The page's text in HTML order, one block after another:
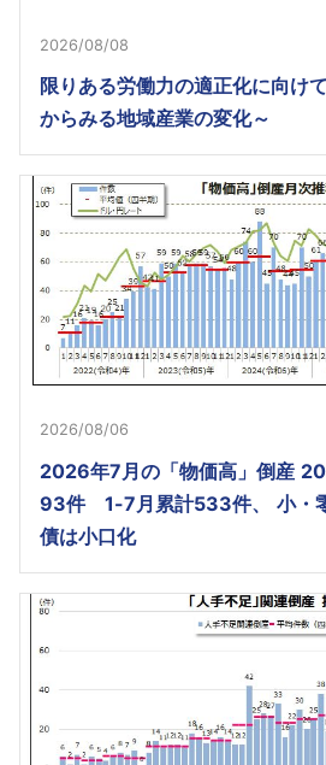
2026/08/08
限りある労働力の適正化に向
からみる地域産業の変化～
2026/08/06
2026年7月の「物価高」倒産
93件 1-7月累計533件、 小・
債は小口化